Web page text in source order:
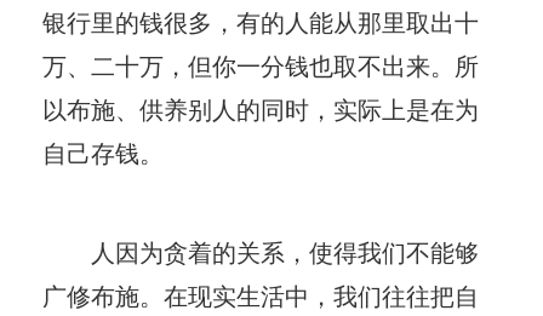
银行里的钱很多，有的人能从那里取出十
万、二十万，但你一分钱也取不出来。所
以布施、供养别人的同时，实际上是在为
自己存钱。
人因为贪着的关系，使得我们不能够
广修布施。在现实生活中，我们往往把自